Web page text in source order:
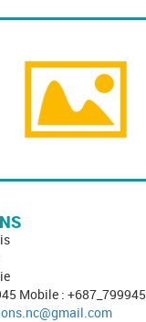
Mobile : +687_799945